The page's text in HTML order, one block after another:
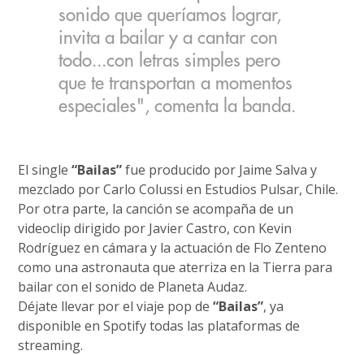
sonido que queríamos lograr,
invita a bailar y a cantar con
todo...con letras simples pero
que te transportan a momentos
especiales", comenta la banda.
El single“Bailas”fue producido por Jaime Salva y
mezclado por Carlo Colussi en Estudios Pulsar, Chile.
Por otra parte, la canción se acompaña de un
videoclip dirigido por Javier Castro, con Kevin
Rodríguez en cámara y la actuación de Flo Zenteno
como una astronauta que aterriza en la Tierra para
bailar con el sonido de Planeta Audaz.
Déjate llevar por el viaje pop de“Bailas”, ya
disponible en Spotify todas las plataformas de
streaming.